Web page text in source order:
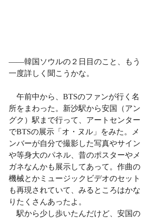
——韓国ソウルの２日目のこと、もう
一度詳しく聞こうかな。
午前中から、BTSのファンが行く名
所をまわった。新沙駅から安国（アン
グク）駅まで行って、アートセンター
でBTSの展示「オ・ヌル」をみた。メ
ンバーが自分で撮影した写真やサイン
や等身大のパネル、昔のポスターやメ
ガネなんかも展示してあって。作曲の
機械とかミュージックビデオのセット
も再現されていて、みるところはかな
りたくさんあったよ。
駅から少し歩いたんだけど、安国の